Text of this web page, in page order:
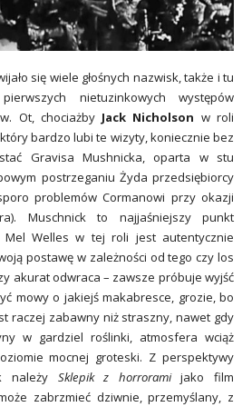
się wiele głośnych nazwisk, także i tu
nietuzinkowych występów
Ot, chociażby Jack Nicholson w roli
bardzo lubi te wizyty, koniecznie bez
Gravisa Mushnicka, oparta w stu
postrzeganiu Żyda przedsiębiorcy
problemów Cormanowi przy okazji
Muschnick to najjaśniejszy punkt
Welles w tej roli jest autentycznie
postawę w zależności od tego czy los
akurat odwraca – zawsze próbuje wyjść
mowy o jakiejś makabresce, grozie, bo
raczej zabawny niż straszny, nawet gdy
w gardziel roślinki, atmosfera wciąż
mocnej groteski. Z perspektywy
należy Sklepik z horroramijako film
zabrzmieć dziwnie, przemyślany, z